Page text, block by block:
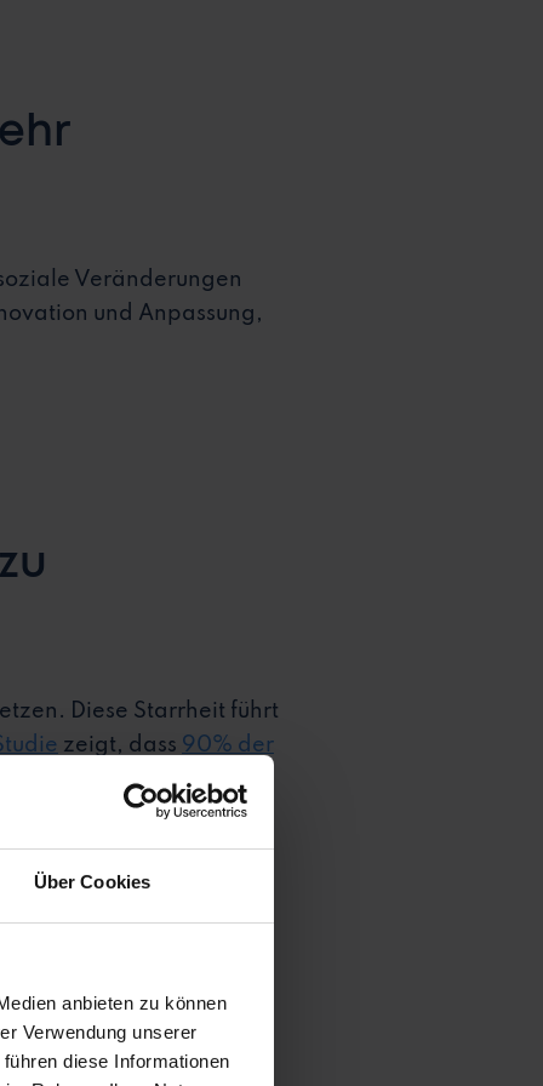
Über Cookies
anbieten zu können
Verwendung unserer
diese Informationen
Veränderungen
und Anpassung,
Diese Starrheit führt
zeigt, dass 90% der
. Klassische Jobprofile
bieten